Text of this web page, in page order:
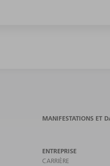
MANIFESTATIONS ET
ENTREPRISE
CARRIÈRE